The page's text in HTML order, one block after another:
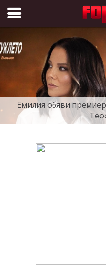
Folk.bg
Емилия обяви